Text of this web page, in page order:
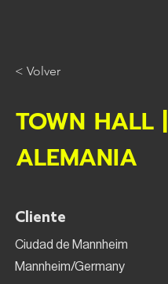
< Volver
TOWN HALL |
ALEMANIA
Cliente
Ciudad de Mannheim
Mannheim/Germany